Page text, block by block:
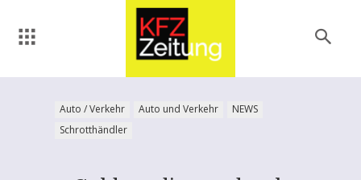
Auto / Verkehr Auto und Verkehr
NEWS
Schrotthändler